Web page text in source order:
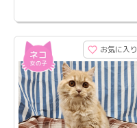
お気に入り